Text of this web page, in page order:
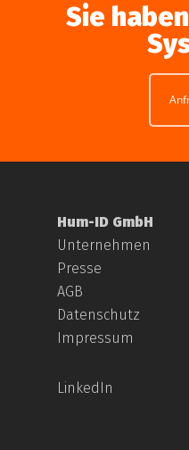
Sie
Hum-ID GmbH
Unternehmen
Presse
AGB
Datenschutz
Impressum
LinkedIn